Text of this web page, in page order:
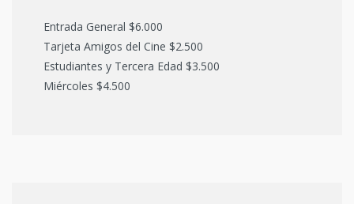
Entrada General $6.000
Tarjeta Amigos del Cine $2.500
Estudiantes y Tercera Edad $3.500
Miércoles $4.500